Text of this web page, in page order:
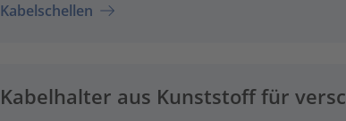
Kabelschellen
Kabelhalter aus Kunststoff für